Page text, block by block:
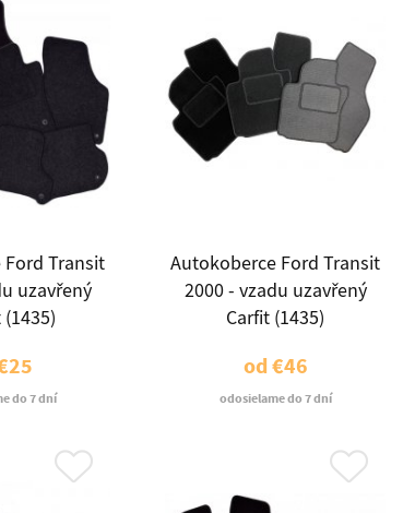
Transit
uzavřený
do 7 dní
Autokoberce Ford Transit
2000 - vzadu uzavřený
Carfit (1435)
od€46
odosielame do 7 dní